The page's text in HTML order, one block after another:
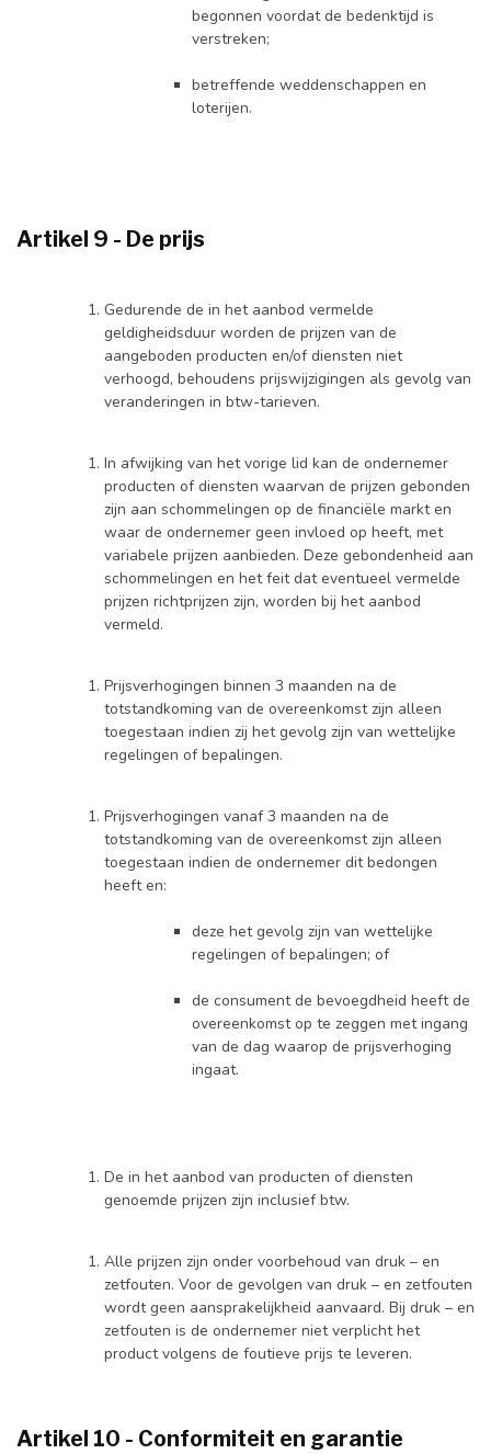
begonnen voordat de bedenktijd is
verstreken;
betreffende weddenschappen en
loterijen.
Artikel 9 - De prijs
Gedurende de in het aanbod vermelde
geldigheidsduur worden de prijzen van de
aangeboden producten en/of diensten niet
verhoogd, behoudens prijswijzigingen als gevolg van
veranderingen in btw-tarieven.
In afwijking van het vorige lid kan de ondernemer
producten of diensten waarvan de prijzen gebonden
zijn aan schommelingen op de financiële markt en
waar de ondernemer geen invloed op heeft, met
variabele prijzen aanbieden. Deze gebondenheid aan
schommelingen en het feit dat eventueel vermelde
prijzen richtprijzen zijn, worden bij het aanbod
vermeld.
Prijsverhogingen binnen 3 maanden na de
totstandkoming van de overeenkomst zijn alleen
toegestaan indien zij het gevolg zijn van wettelijke
regelingen of bepalingen.
Prijsverhogingen vanaf 3 maanden na de
totstandkoming van de overeenkomst zijn alleen
toegestaan indien de ondernemer dit bedongen
heeft en:
deze het gevolg zijn van wettelijke
regelingen of bepalingen; of
de consument de bevoegdheid heeft de
overeenkomst op te zeggen met ingang
van de dag waarop de prijsverhoging
ingaat.
De in het aanbod van producten of diensten
genoemde prijzen zijn inclusief btw.
Alle prijzen zijn onder voorbehoud van druk – en
zetfouten. Voor de gevolgen van druk – en zetfouten
wordt geen aansprakelijkheid aanvaard. Bij druk – en
zetfouten is de ondernemer niet verplicht het
product volgens de foutieve prijs te leveren.
Artikel 10 - Conformiteit en garantie